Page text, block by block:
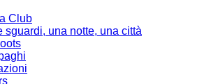
Club
sguardi, una notte, una città